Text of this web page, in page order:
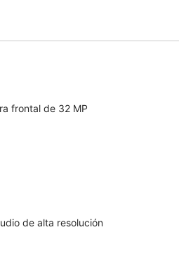
frontal de 32 MP
de alta resolución